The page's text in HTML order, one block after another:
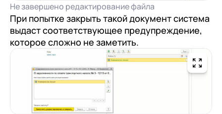
Не завершено редактирование файла
При попытке закрыть такой документ система
выдаст соответствующее предупреждение,
которое сложно не заметить.